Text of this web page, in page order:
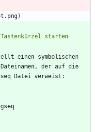
einen symbolischen
der auf die